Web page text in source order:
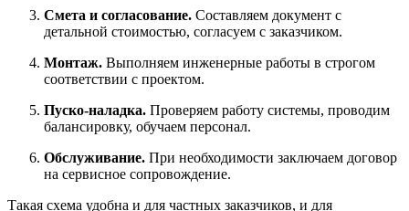
Смета и согласование. Составляем документ с
детальной стоимостью, согласуем с заказчиком.
Монтаж. Выполняем инженерные работы в строгом
соответствии с проектом.
Пуско-наладка. Проверяем работу системы, проводим
балансировку, обучаем персонал.
Обслуживание. При необходимости заключаем договор
на сервисное сопровождение.
Такая схема удобна и для частных заказчиков, и для